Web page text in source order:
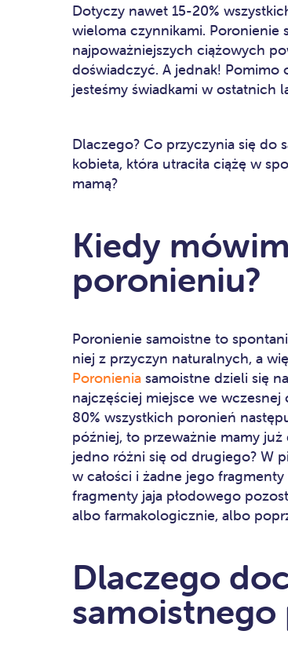
Dotyczy nawet 15-20%
wieloma czynnikami. Poronienie
najpoważniejszych ciążowych
doświadczyć. A jednak!
jesteśmy świadkami w ostatnich
Dlaczego? Co przyczynia się do
kobieta, która utraciła ciążę w
mamą?
Kiedy
poronieniu?
Poronienie samoistne to
niej z przyczyn naturalnych, a
Poronienia samoistne dzieli się
najczęściej miejsce we
80% wszystkich poronień
później, to przeważnie mamy
jedno różni się od drugiego? W
w całości i żadne jego
fragmenty jaja płodowego
albo farmakologicznie, albo
Dlaczego
samoistnego